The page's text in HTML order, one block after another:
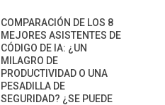
COMPARACIÓN DE LOS 8
MEJORES ASISTENTES DE
CÓDIGO DE IA: ¿UN
MILAGRO DE
PRODUCTIVIDAD O UNA
PESADILLA DE
SEGURIDAD? ¿SE PUEDE